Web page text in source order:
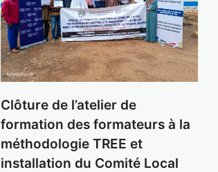
Clôture de l’atelier de
formation des formateurs à la
méthodologie TREE et
installation du Comité Local